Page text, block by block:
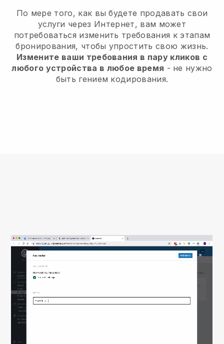
По мере того, как вы будете продавать свои
услуги через Интернет, вам может
потребоваться изменить требования к этапам
бронирования, чтобы упростить свою жизнь.
Измените ваши требования в пару кликов с
любого устройства в любое время - не нужно
быть гением кодирования.